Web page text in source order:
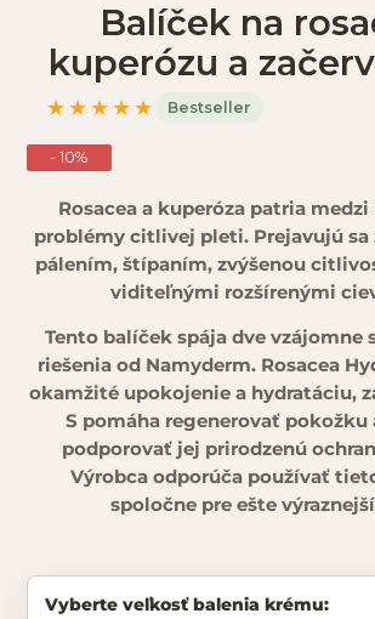
Balíček na
kuperózu a
★★★★★ Bestseller
- 10%
Rosacea a kuperóza patria
problémy citlivej pleti. Prejavujú sa
pálením, štípaním, zvýšenou
viditeľnými rozšírenými
Tento balíček spája dve vzájomne
riešenia od Namyderm. Rosacea
okamžité upokojenie a hydratáciu,
S pomáha regenerovať pokožku
podporovať jej prirodzenú
Výrobca odporúča používať
spoločne pre ešte
veľkosť balenia krému: